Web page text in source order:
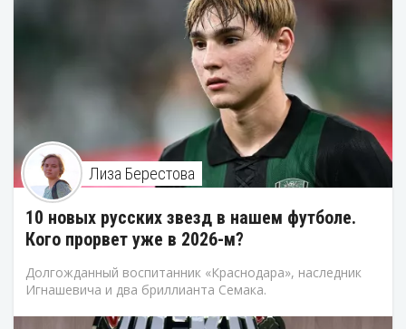
Лиза Берестова
10 новых русских звезд в нашем футболе.
Кого прорвет уже в 2026-м?
Долгожданный воспитанник «Краснодара», наследник
Игнашевича и два бриллианта Семака.